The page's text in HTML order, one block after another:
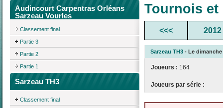
Audincourt Carpentras Orléans
Sarzeau Vourles
Classement final
Partie 3
Partie 2
Partie 1
Sarzeau TH3
Classement final
Tournois
<<< 2012
Sarzeau TH3 - Le dimanche
Joueurs : 164
Joueurs par série :